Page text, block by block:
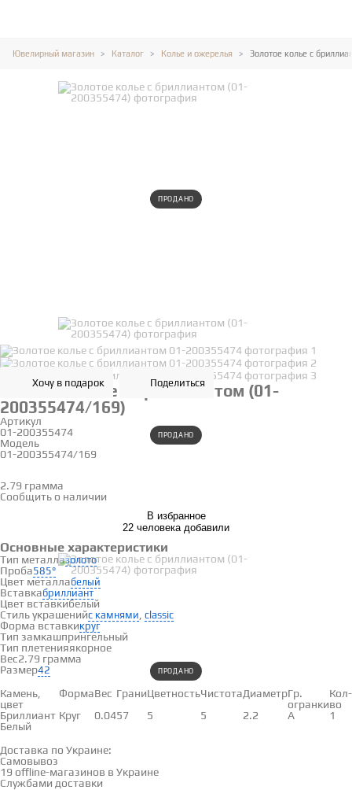
Ювелирный магазин Каталог Колье и ожерелья Золотое колье с
ПРОДАНО
ПРОДАНО
ПРОДАНО
Хочу в подарок Поделиться
Золотое колье с бриллиантом (01-
200355474/169)
Артикул
01-200355474
Модель
01-200355474/169
2.79 грамма
Сообщить о наличии
В избранное
22 человека добавили
Основные характеристики
Тип металлазолото
Проба585°
Цвет металлабелый
Вставкабриллиант
Цвет вставкибелый
Стиль украшенийс камнями classic
Форма вставкикруг
Тип замкашпрингельный
Тип плетенияякорное
Вес2.79 грамма
Размер42
Вставки
Камень,
цвет
ФормаВес ГраниЦветностьЧистотаДиаметрГр.
огранки
Кол-
во
Бриллиант
Белый
Круг 0.0457 5 5 2.2 А 1
Доставка по Украине:
Самовывоз
19 offline-магазинов в Украине
Службами доставки